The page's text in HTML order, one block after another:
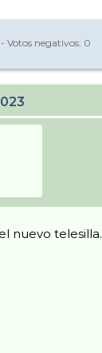
- Votos negativos: 0
nuevo telesilla.